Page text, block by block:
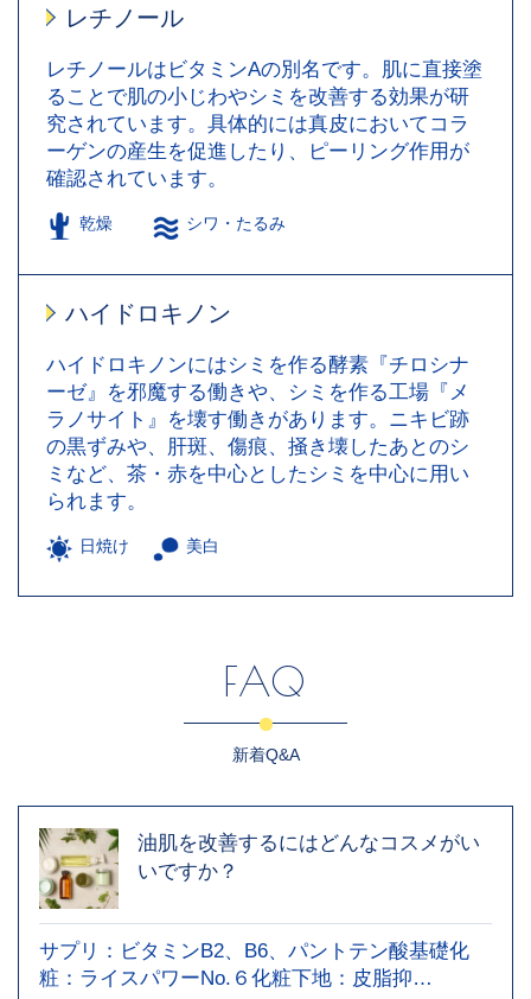
レチノール
レチノールはビタミンAの別名です。肌に直接塗
ることで肌の小じわやシミを改善する効果が研
究されています。具体的には真皮においてコラ
ーゲンの産生を促進したり、ピーリング作用が
確認されています。
乾燥 シワ・たるみ
ハイドロキノン
ハイドロキノンにはシミを作る酵素『チロシナ
ーゼ』を邪魔する働きや、シミを作る工場『メ
ラノサイト』を壊す働きがあります。ニキビ跡
の黒ずみや、肝斑、傷痕、掻き壊したあとのシ
ミなど、茶・赤を中心としたシミを中心に用い
られます。
日焼け 美白
FAQ
新着Q&A
油肌を改善するにはどんなコスメがい
いですか？
サプリ：ビタミンB2、B6、パントテン酸基礎化
粧：ライスパワーNo.６化粧下地：皮脂抑…